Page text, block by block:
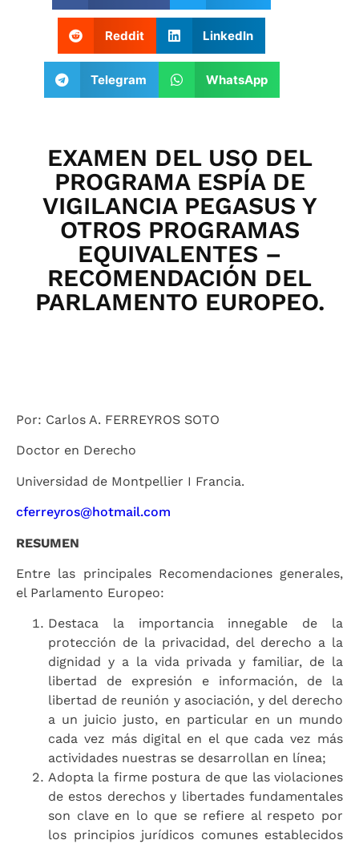
Reddit LinkedIn
Telegram WhatsApp
EXAMEN DEL USO DEL
PROGRAMA ESPÍA DE
VIGILANCIA PEGASUS Y
OTROS PROGRAMAS
EQUIVALENTES –
RECOMENDACIÓN DEL
PARLAMENTO EUROPEO.
Por: Carlos A. FERREYROS SOTO
Doctor en Derecho
Universidad de Montpellier I Francia.
cferreyros@hotmail.com
RESUMEN
Entre las principales Recomendaciones generales,
el Parlamento Europeo:
Destaca la importancia innegable de la
protección de la privacidad, del derecho a la
dignidad y a la vida privada y familiar, de la
libertad de expresión e información, de la
libertad de reunión y asociación, y del derecho
a un juicio justo, en particular en un mundo
cada vez más digital en el que cada vez más
actividades nuestras se desarrollan en línea;
Adopta la firme postura de que las violaciones
de estos derechos y libertades fundamentales
son clave en lo que se refiere al respeto por
los principios jurídicos comunes establecidos